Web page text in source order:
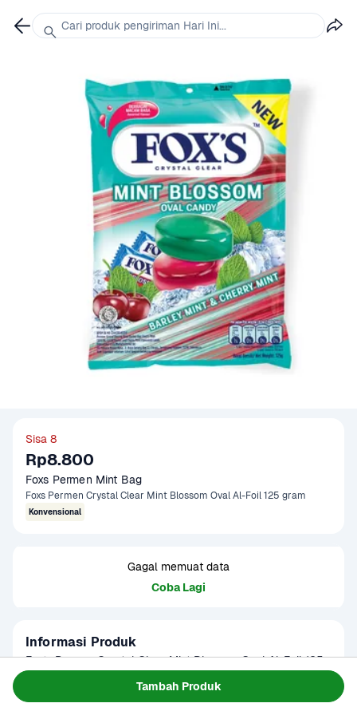
Tambah Produk
Sisa 8
Rp8.800
Foxs Permen Mint Bag
Foxs Permen Crystal Clear Mint Blossom Oval Al-Foil 125 gram
Konvensional
Gagal memuat data
Coba Lagi
Informasi Produk
Fox’s Permen Crystal Clear Mint Blossom Oval Al-Foil 125
napas dengan sensasi rasa ringan dan aroma floral. Hadir
Cari produk pengiriman Hari Ini...